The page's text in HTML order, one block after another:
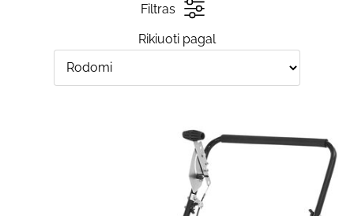
Filtras
Rikiuoti pagal